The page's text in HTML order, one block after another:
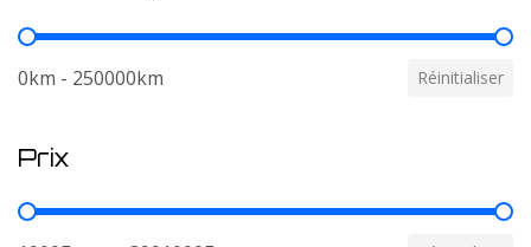
Kilometrage
0km - 250000km Réinitialiser
Prix
Prix